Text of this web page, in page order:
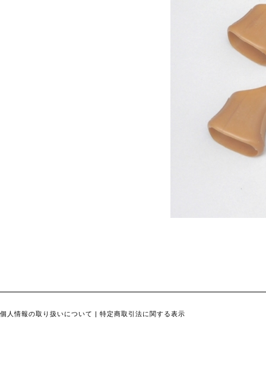
個人情報の取り扱いについて | 特定商取引法に関する表示